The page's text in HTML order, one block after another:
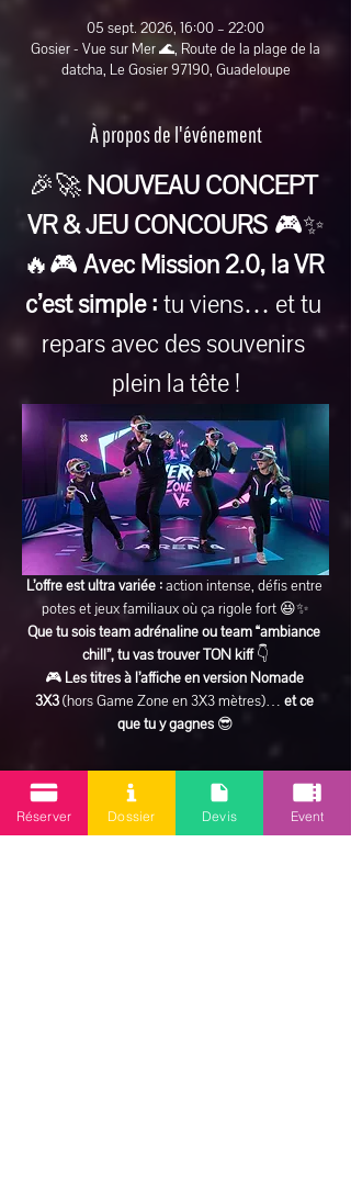
05 sept. 2026, 16:00 – 22:00
Gosier - Vue sur Mer 🌊, Route de la plage de la
datcha, Le Gosier 97190, Guadeloupe
À propos de l'événement
🎉🚀 NOUVEAU CONCEPT
VR & JEU CONCOURS 🎮✨
🔥🎮 Avec Mission 2.0, la VR
c’est simple : tu viens… et tu
repars avec des souvenirs
plein la tête !
L’offre est ultra variée : action intense, défis entre
potes et jeux familiaux où ça rigole fort 😆✨
Que tu sois team adrénaline ou team “ambiance
chill”, tu vas trouver TON kiff 👇
🎮 Les titres à l’affiche en version Nomade
3X3 (hors Game Zone en 3X3 mètres)… et ce
que tu y gagnes 😎
En lire plus >
Réserver Dossier Devis Event